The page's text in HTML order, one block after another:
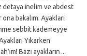
detaya inelim ve abdest
bakalım. Ayakları
sebbit kademeyye
Yıkarken
Bazı ayakların…